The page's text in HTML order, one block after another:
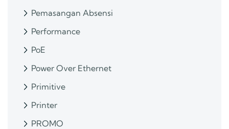
Pemasangan Absensi
Performance
PoE
Power Over Ethernet
Primitive
Printer
PROMO